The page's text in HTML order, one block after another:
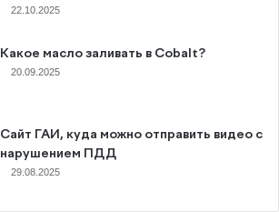
22.10.2025
Какое масло заливать в Cobalt?
20.09.2025
Сайт ГАИ, куда можно отправить видео с
нарушением ПДД
29.08.2025